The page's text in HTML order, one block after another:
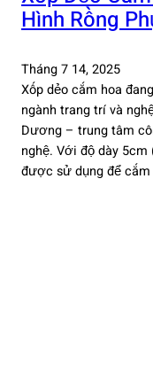
Hình Rồng
Tháng 7 14, 2025
Xốp dẻo cắm hoa
ngành trang trí và
Dương – trung tâm
nghệ. Với độ dày
được sử dụng để